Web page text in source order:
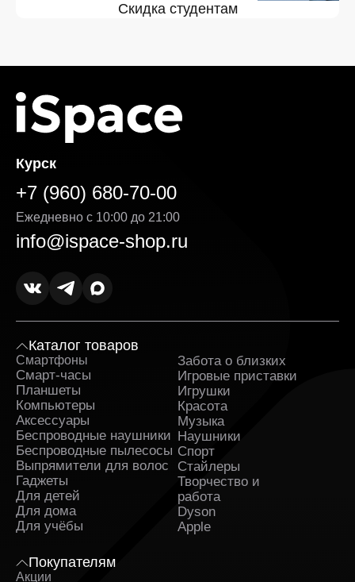
Скидка студентам
Курск
+7 (960) 680-70-00
Ежедневно с 10:00 до 21:00
info@ispace-shop.ru
Каталог товаров
Смартфоны
Смарт-часы
Планшеты
Компьютеры
Аксессуары
Беспроводные наушники
Беспроводные пылесосы
Выпрямители для волос
Гаджеты
Для детей
Для дома
Для учёбы
Забота о близких
Игровые приставки
Игрушки
Красота
Музыка
Наушники
Спорт
Стайлеры
Творчество и
работа
Dyson
Apple
Покупателям
Акции